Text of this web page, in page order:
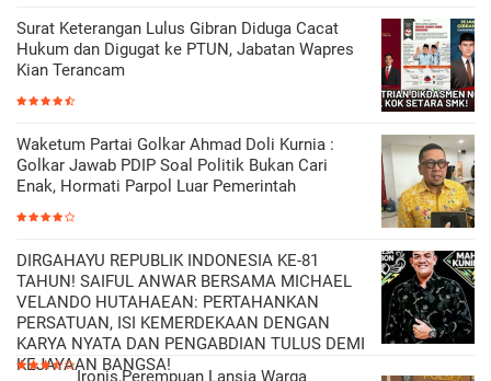
Surat Keterangan Lulus Gibran Diduga Cacat
Hukum dan Digugat ke PTUN, Jabatan Wapres
Kian Terancam
Waketum Partai Golkar Ahmad Doli Kurnia :
Golkar Jawab PDIP Soal Politik Bukan Cari
Enak, Hormati Parpol Luar Pemerintah
DIRGAHAYU REPUBLIK INDONESIA KE-81
TAHUN! SAIFUL ANWAR BERSAMA MICHAEL
VELANDO HUTAHAEAN: PERTAHANKAN
PERSATUAN, ISI KEMERDEKAAN DENGAN
KARYA NYATA DAN PENGABDIAN TULUS DEMI
KEJAYAAN BANGSA!
Ironis,Perempuan Lansia Warga